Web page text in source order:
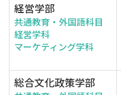
経営学部
共通教育・外国語科目
経営学科
マーケティング学科
総合文化政策学部